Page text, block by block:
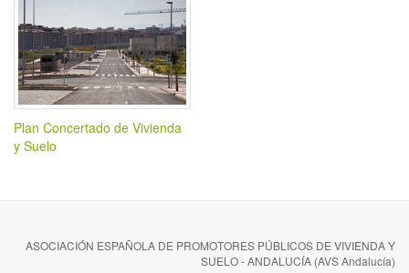
Plan Concertado de Vivienda
y Suelo
ASOCIACIÓN ESPAÑOLA DE PROMOTORES PÚBLICOS DE VIVIENDA Y
SUELO - ANDALUCÍA (AVS Andalucía)